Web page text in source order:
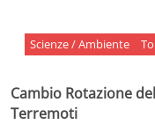
Scienze / Ambiente
Cambio Rotazione
Terremoti